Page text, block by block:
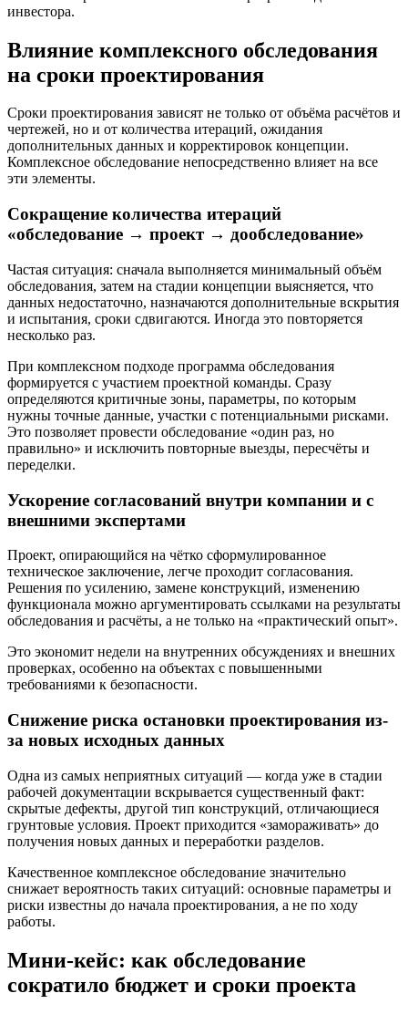
инвестора.
Влияние комплексного обследования
на сроки проектирования
Сроки проектирования зависят не только от объёма расчётов и
чертежей, но и от количества итераций, ожидания
дополнительных данных и корректировок концепции.
Комплексное обследование непосредственно влияет на все
эти элементы.
Сокращение количества итераций
«обследование → проект → дообследование»
Частая ситуация: сначала выполняется минимальный объём
обследования, затем на стадии концепции выясняется, что
данных недостаточно, назначаются дополнительные вскрытия
и испытания, сроки сдвигаются. Иногда это повторяется
несколько раз.
При комплексном подходе программа обследования
формируется с участием проектной команды. Сразу
определяются критичные зоны, параметры, по которым
нужны точные данные, участки с потенциальными рисками.
Это позволяет провести обследование «один раз, но
правильно» и исключить повторные выезды, пересчёты и
переделки.
Ускорение согласований внутри компании и с
внешними экспертами
Проект, опирающийся на чётко сформулированное
техническое заключение, легче проходит согласования.
Решения по усилению, замене конструкций, изменению
функционала можно аргументировать ссылками на результаты
обследования и расчёты, а не только на «практический опыт».
Это экономит недели на внутренних обсуждениях и внешних
проверках, особенно на объектах с повышенными
требованиями к безопасности.
Снижение риска остановки проектирования из-
за новых исходных данных
Одна из самых неприятных ситуаций — когда уже в стадии
рабочей документации вскрывается существенный факт:
скрытые дефекты, другой тип конструкций, отличающиеся
грунтовые условия. Проект приходится «замораживать» до
получения новых данных и переработки разделов.
Качественное комплексное обследование значительно
снижает вероятность таких ситуаций: основные параметры и
риски известны до начала проектирования, а не по ходу
работы.
Мини-кейс: как обследование
сократило бюджет и сроки проекта